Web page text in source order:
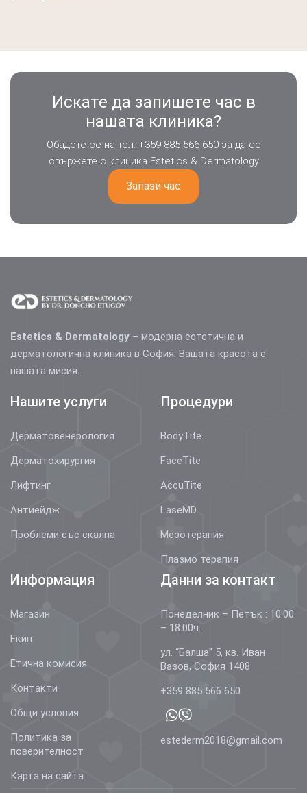
Искате да запишете час в
нашата клиника?
Обадете се на тел: +359 885 566 650 за да се
свържете с клиника Estetics & Dermatology
Запази час
Estetics & Dermatology – модерна естетична и
дерматологична клиника в София. Вашата красота е
нашата мисия.
Нашите услуги
Дерматовенерология
Дерматохирургия
Лифтинг
Антиейдж
Проблеми със скалпа
Процедури
BodyTite
FaceTite
AccuTite
LaseMD
Мезотерапия
Плазмо терапия
Информация
Магазин
Екип
Етична комисия
Контакти
Общи условия
Политика за
поверителност
Карта на сайта
Данни за контакт
Понеделник – Петък : 10:00
– 18:00ч.
ул. “Балша” 5, кв. Иван
Вазов, София 1408
+359 885 566 650
estederm2018@gmail.com